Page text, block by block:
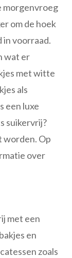
morgenvroeg
om de hoek
in voorraad.
wat er
met witte
als
een luxe
suikervrij?
worden. Op
over
met een
en
zoals